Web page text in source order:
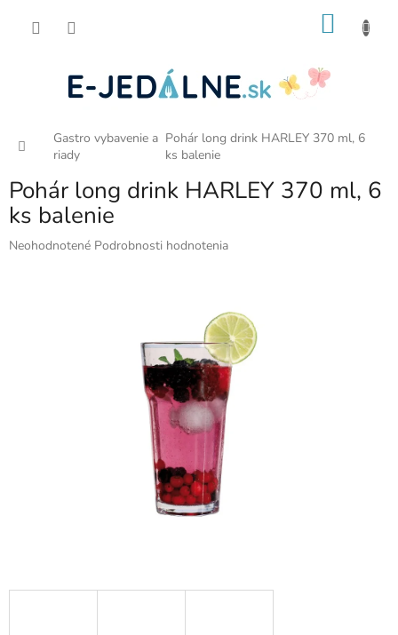
Domov
Gastro vybavenie a
riady
Pohár long drink HARLEY 370 ml, 6
ks balenie
Pohár long drink HARLEY 370 ml, 6
ks balenie
Priemerné
Neohodnotené Podrobnosti hodnotenia